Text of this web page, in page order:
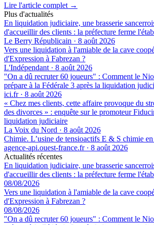
Lire l'article complet →
Plus d'actualités
En liquidation judiciaire, une brasserie
d'accueillir des clients : la préfecture ferme
Le Berry Républicain · 8 août 2026
Vers une liquidation à l'amiable de la cave
d'Expression à Fabrezan ?
L'Indépendant · 8 août 2026
"On a dû recruter 60 joueurs" : Comment le
prépare à la Fédérale 3 après la liquidation
ici.fr· 8 août 2026
« Chez mes clients, cette affaire provoque du
des divorces » : enquête sur le promoteur
liquidation judiciaire
La Voix du Nord · 8 août 2026
Chimie. L’usine de tensioactifs E & S chimie
agence-api.ouest-france.fr· 8 août 2026
Actualités récentes
En liquidation judiciaire, une brasserie
d'accueillir des clients : la préfecture ferme
08/08/2026
Vers une liquidation à l'amiable de la cave
d'Expression à Fabrezan ?
08/08/2026
"On a dû recruter 60 joueurs" : Comment le